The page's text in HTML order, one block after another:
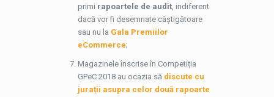
primi rapoartele de audit, indiferent
dacă vor fi desemnate câștigătoare
sau nu la Gala Premiilor
eCommerce;
Magazinele înscrise în Competiția
GPeC 2018 au ocazia să discute cu
jurații asupra celor două rapoarte